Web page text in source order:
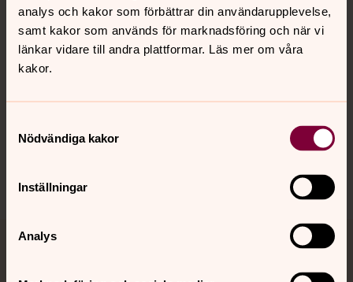
analys och kakor som förbättrar din användarupplevelse,
samt kakor som används för marknadsföring och när vi
länkar vidare till andra plattformar. Läs mer om våra
kakor.
Nödvändiga kakor
Inställningar
Analys
Kalender
Hitta snabbt
Sociala kanaler